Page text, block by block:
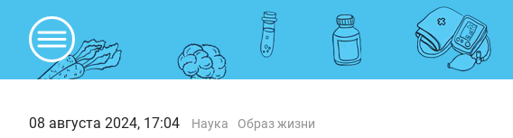
08 августа 2024, 17:04 Наука Образ жизни